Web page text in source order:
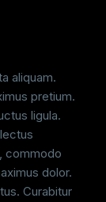
aliquam.
pretium.
ligula.
commodo
dolor.
Curabitur